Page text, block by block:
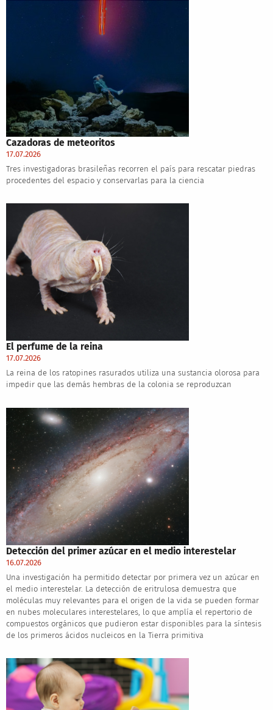
Cazadoras de meteoritos
17.07.2026
Tres investigadoras brasileñas recorren el país para rescatar piedras
procedentes del espacio y conservarlas para la ciencia
El perfume de la reina
17.07.2026
La reina de los ratopines rasurados utiliza una sustancia olorosa para
impedir que las demás hembras de la colonia se reproduzcan
Detección del primer azúcar en el medio interestelar
16.07.2026
Una investigación ha permitido detectar por primera vez un azúcar en
el medio interestelar. La detección de eritrulosa demuestra que
moléculas muy relevantes para el origen de la vida se pueden formar
en nubes moleculares interestelares, lo que amplía el repertorio de
compuestos orgánicos que pudieron estar disponibles para la síntesis
de los primeros ácidos nucleicos en la Tierra primitiva